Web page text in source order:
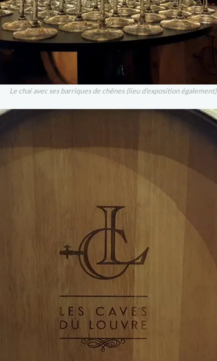
Le chai avec ses barriques de chênes (lieu d’exposition également)